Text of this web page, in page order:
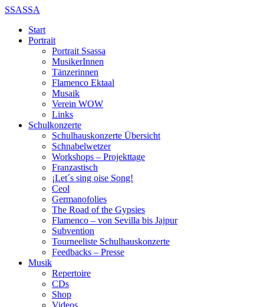
SSASSA
Start
Portrait
Portrait Ssassa
MusikerInnen
Tänzerinnen
Flamenco Ektaal
Musaik
Verein WOW
Links
Schulkonzerte
Schulhauskonzerte Übersicht
Schnabelwetzer
Workshops – Projekttage
Franzastisch
¡Let´s sing oise Song!
Ceol
Germanofolies
The Road of the Gypsies
Flamenco – von Sevilla bis Jajpur
Subvention
Tourneeliste Schulhauskonzerte
Feedbacks – Presse
Musik
Repertoire
CDs
Shop
Videos